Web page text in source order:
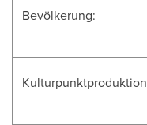
Bevölkerung:
Kulturpunktproduktion